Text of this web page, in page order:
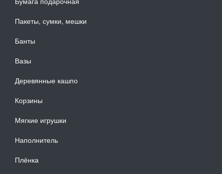
Пакеты, сумки, мешки
Банты
Вазы
Деревянные кашпо
Корзины
Мягкие игрушки
Наполнитель
Плёнка